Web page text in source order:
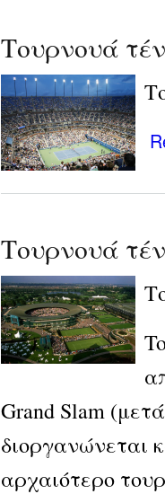
Τουρνουά
Τουρνουά
Grand Slam
διοργανώνεται
αρχαιότερο